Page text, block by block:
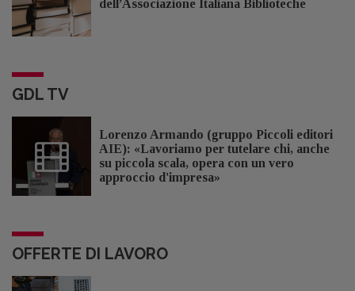
dell’Associazione Italiana Biblioteche
GDL TV
Lorenzo Armando (gruppo Piccoli editori
AIE): «Lavoriamo per tutelare chi, anche
su piccola scala, opera con un vero
approccio d'impresa»
OFFERTE DI LAVORO